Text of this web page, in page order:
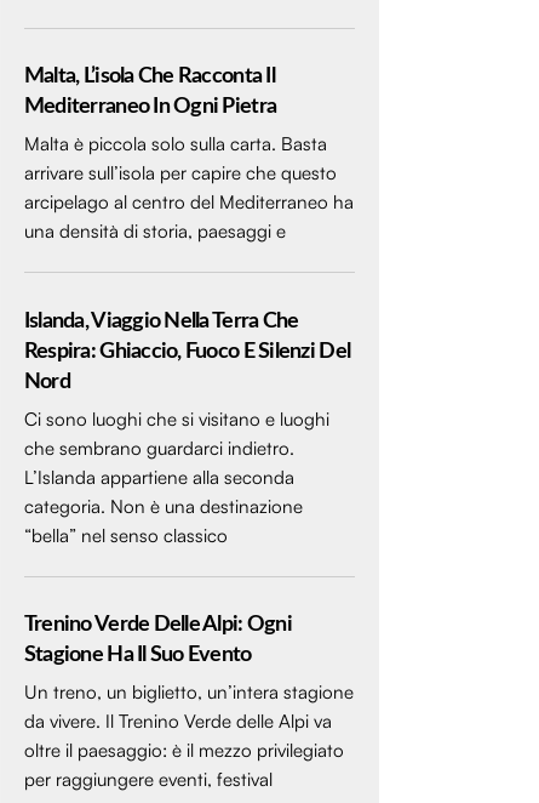
Malta, L’isola Che Racconta Il
Mediterraneo In Ogni Pietra
Malta è piccola solo sulla carta. Basta
arrivare sull’isola per capire che questo
arcipelago al centro del Mediterraneo ha
una densità di storia, paesaggi e
Islanda, Viaggio Nella Terra Che
Respira: Ghiaccio, Fuoco E Silenzi Del
Nord
Ci sono luoghi che si visitano e luoghi
che sembrano guardarci indietro.
L’Islanda appartiene alla seconda
categoria. Non è una destinazione
“bella” nel senso classico
Trenino Verde Delle Alpi: Ogni
Stagione Ha Il Suo Evento
Un treno, un biglietto, un’intera stagione
da vivere. Il Trenino Verde delle Alpi va
oltre il paesaggio: è il mezzo privilegiato
per raggiungere eventi, festival